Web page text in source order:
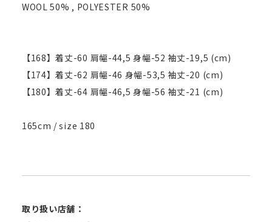
WOOL 50% , POLYESTER 50%
【168】着丈-60 肩幅-44,5 身幅-52 袖丈-19,5 (cm)
【174】着丈-62 肩幅-46 身幅-53,5 袖丈-20 (cm)
【180】着丈-64 肩幅-46,5 身幅-56 袖丈-21 (cm)
165cm / size 180
取り扱い店舗：